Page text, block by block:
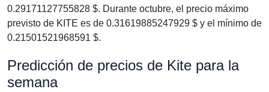
0.29171127755828 $. Durante octubre, el precio máximo
previsto de KITE es de 0.31619885247929 $ y el mínimo de
0.21501521968591 $.
Predicción de precios de Kite para la
semana